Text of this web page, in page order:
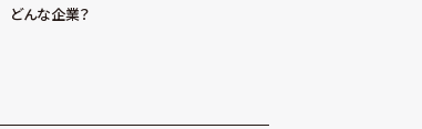
どんな企業？